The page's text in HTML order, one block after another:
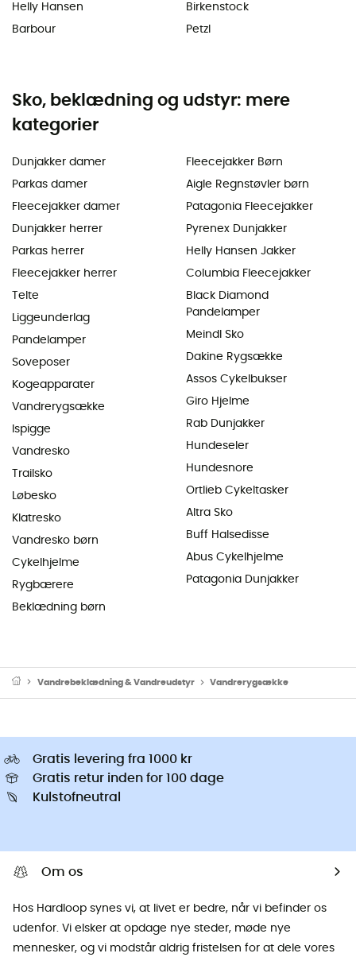
Helly Hansen
Barbour
Birkenstock
Petzl
Sko, beklædning og udstyr: mere
kategorier
Dunjakker damer
Parkas damer
Fleecejakker damer
Dunjakker herrer
Parkas herrer
Fleecejakker herrer
Telte
Liggeunderlag
Pandelamper
Soveposer
Kogeapparater
Vandrerygsække
Ispigge
Vandresko
Trailsko
Løbesko
Klatresko
Vandresko børn
Cykelhjelme
Rygbærere
Beklædning børn
Fleecejakker Børn
Aigle Regnstøvler børn
Patagonia Fleecejakker
Pyrenex Dunjakker
Helly Hansen Jakker
Columbia Fleecejakker
Black Diamond
Pandelamper
Meindl Sko
Dakine Rygsække
Assos Cykelbukser
Giro Hjelme
Rab Dunjakker
Hundeseler
Hundesnore
Ortlieb Cykeltasker
Altra Sko
Buff Halsedisse
Abus Cykelhjelme
Patagonia Dunjakker
Vandrebeklædning & Vandreudstyr Vandrerygsække
Gratis levering fra 1000 kr
Gratis retur inden for 100 dage
Kulstofneutral
Om os
Hos Hardloop synes vi, at livet er bedre, når vi befinder os
udenfor. Vi elsker at opdage nye steder, møde nye
mennesker, og vi modstår aldrig fristelsen for at dele vores